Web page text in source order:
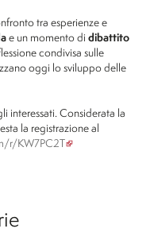
tra esperienze e
e un momento di dibattito
condivisa sulle
oggi lo sviluppo delle
interessati. Considerata la
la registrazione al
r/KW7PC2T